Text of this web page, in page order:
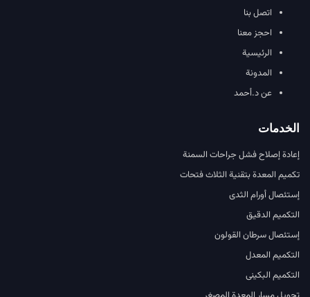
اتصل بنا
احجز معنا
الرئيسية
المدونة
عن د.أحمد
الخدمات
إعادة إصلاح فشل جراحات السمنة
تكميم المعدة بتقنية الثلاث فتحات
إستئصال أورام الثدى
التكميم الدقيق
إستئصال سرطان القولون
التكميم المعدل
التكميم البكينى